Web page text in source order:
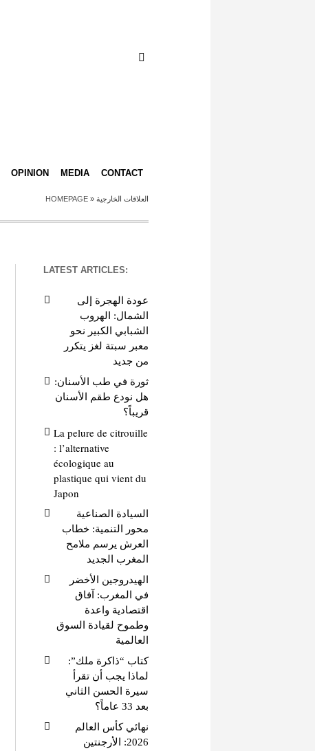
OPINION MEDIA CONTACT
HOMEPAGE » العلاقات الخارجية
LATEST ARTICLES:
عودة الهجرة إلى
الشمال: الهروب
الشبابي الكبير نحو
معبر سبتة لغز يتكرر
من جديد
ثورة في طب الأسنان:
هل نودع طقم الأسنان
قريباً؟
La pelure de citrouille
: l’alternative
écologique au
plastique qui vient du
Japon
السيادة الصناعية
محور التنمية: خطاب
العرش يرسم ملامح
المغرب الجديد
الهيدروجين الأخضر
في المغرب: آفاق
اقتصادية واعدة
وطموح لقيادة السوق
العالمية
كتاب “ذاكرة ملك”:
لماذا يجب أن تقرأ
سيرة الحسن الثاني
بعد 33 عاماً؟
نهائي كأس العالم
2026: الأرجنتين